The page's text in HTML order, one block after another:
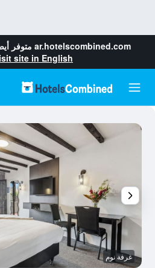
ar.hotelscombined.com متوفر
site in English
غرفة نوم